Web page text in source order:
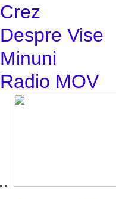
Crez
Despre Vise
Minuni
Radio MOV